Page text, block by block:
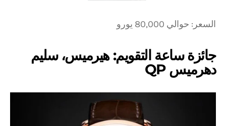
السعر: حوالي 80,000 يورو
جائزة ساعة التقويم: هيرميس، سليم
دهرميس QP